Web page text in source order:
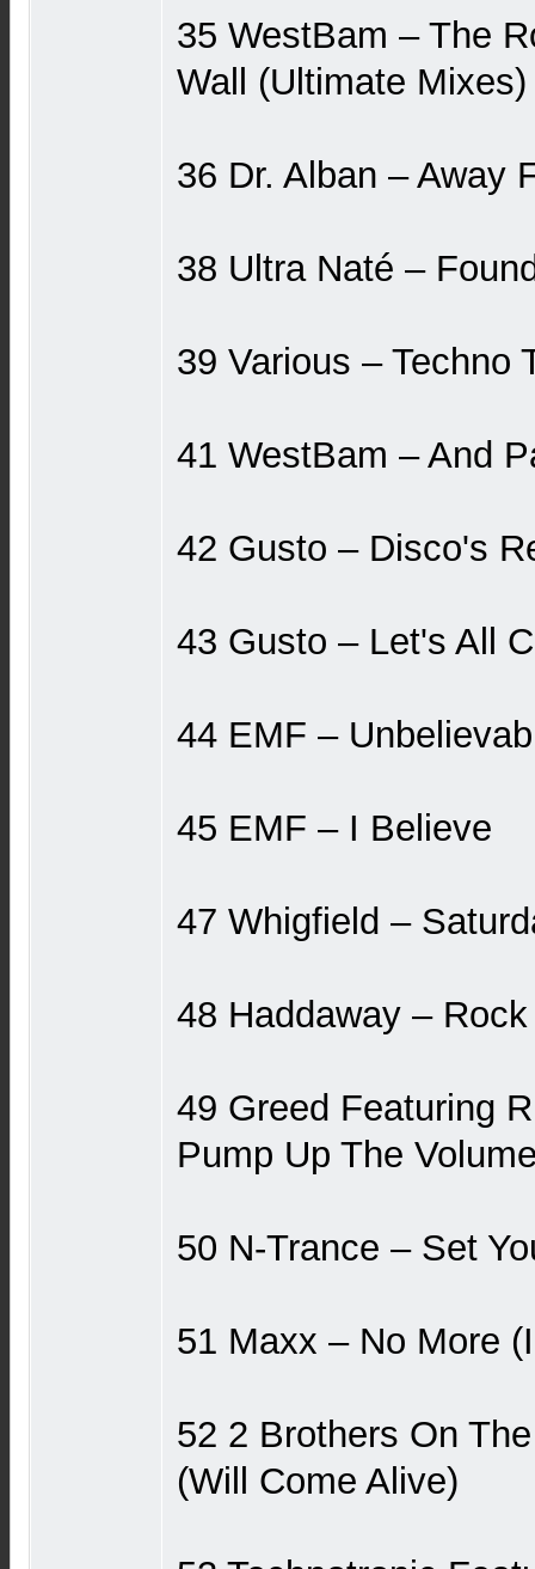
35 WestBam ‎– The
Wall (Ultimate Mixes)
36 Dr. Alban ‎– Away
38 Ultra Naté ‎–
39 Various ‎– Techno
41 WestBam ‎– And
42 Gusto ‎– Disco's
43 Gusto ‎– Let's All
44 EMF ‎–
45 EMF ‎– I Believe
47 Whigfield ‎–
48 Haddaway ‎–
49 Greed Featuring
Pump Up The
50 N-Trance ‎– Set
51 Maxx – No More
52 2 Brothers On
(Will Come Alive)